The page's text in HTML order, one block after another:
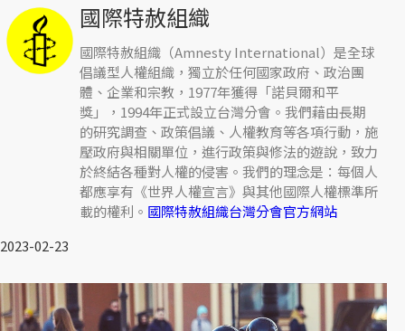
國際特赦組織
國際特赦組織（Amnesty International）是全球
倡議型人權組織，獨立於任何國家政府、政治團
體、企業和宗教，1977年獲得「諾貝爾和平
獎」，1994年正式設立台灣分會。我們藉由長期
的研究調查、政策倡議、人權教育等各項行動，施
壓政府與相關單位，進行政策與修法的遊說，致力
於終結各種對人權的侵害。我們的理念是：每個人
都應享有《世界人權宣言》與其他國際人權標準所
載的權利。 國際特赦組織台灣分會官方網站
2023-02-23